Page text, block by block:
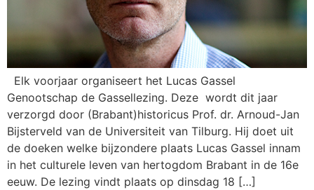
Elk voorjaar organiseert het Lucas Gassel
Genootschap de Gassellezing. Deze wordt dit jaar
verzorgd door (Brabant)historicus Prof. dr. Arnoud-Jan
Bijsterveld van de Universiteit van Tilburg. Hij doet uit
de doeken welke bijzondere plaats Lucas Gassel innam
in het culturele leven van hertogdom Brabant in de 16e
eeuw. De lezing vindt plaats op dinsdag 18 […]